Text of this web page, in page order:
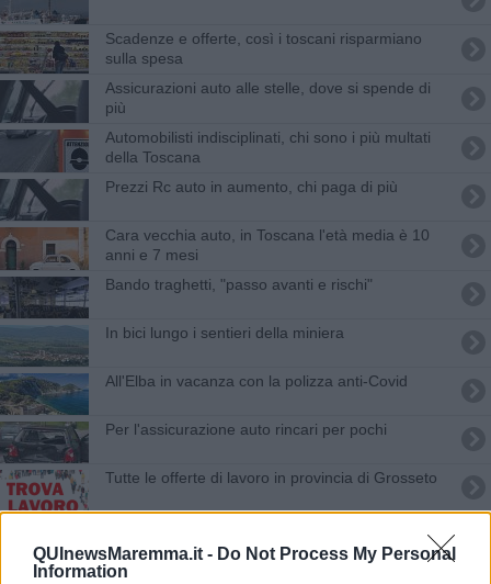
QUInewsMaremma.it - Do Not Process My Personal
Information
Scadenze e offerte, così i toscani risparmiano
sulla spesa
Assicurazioni auto alle stelle, dove si spende di
più
Automobilisti indisciplinati, chi sono i più multati
della Toscana
Prezzi Rc auto in aumento, chi paga di più
Cara vecchia auto, in Toscana l'età media è 10
anni e 7 mesi
Bando traghetti, "passo avanti e rischi"
In bici lungo i sentieri della miniera
All'Elba in vacanza con la polizza anti-Covid
Per l'assicurazione auto rincari per pochi
​Tutte le offerte di lavoro in provincia di Grosseto
Firmato il patto contro l'abusivismo immobiliare